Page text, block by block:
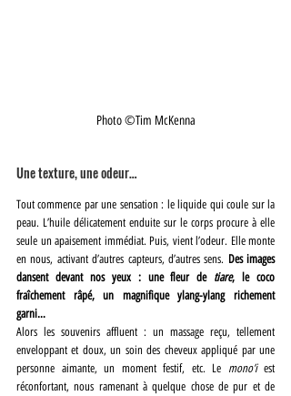
Photo ©Tim McKenna
Une texture, une odeur…
Tout commence par une sensation : le liquide qui coule sur la
peau. L’huile délicatement enduite sur le corps procure à elle
seule un apaisement immédiat. Puis, vient l’odeur. Elle monte
en nous, activant d’autres capteurs, d’autres sens. Des images
dansent devant nos yeux : une fleur de tiare, le coco
fraîchement râpé, un magnifique ylang-ylang richement
garni…
Alors les souvenirs affluent : un massage reçu, tellement
enveloppant et doux, un soin des cheveux appliqué par une
personne aimante, un moment festif, etc. Le mono’i est
réconfortant, nous ramenant à quelque chose de pur et de